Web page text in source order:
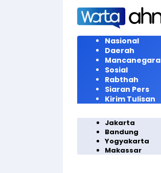
Langsung
konten
Nasional
Daerah
Mancanegara
Sosial
Rabthah
Siaran Pers
Kirim Tulisan
Jakarta
Bandung
Yogyakarta
Makassar